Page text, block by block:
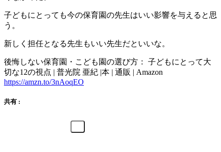
子どもにとっても今の保育園の先生はいい影響を与えると思
う。
新しく担任となる先生もいい先生だといいな。
後悔しない保育園・こども園の選び方： 子どもにとって大
切な12の視点 | 普光院 亜紀 |本 | 通販 | Amazon
https://amzn.to/3nAoqEO
共有 :